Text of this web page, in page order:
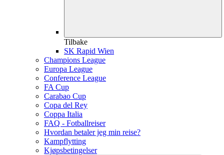
Tilbake
SK Rapid Wien
Champions League
Europa League
Conference League
FA Cup
Carabao Cup
Copa del Rey
Coppa Italia
FAQ - Fotballreiser
Hvordan betaler jeg min reise?
Kampflytting
Kjøpsbetingelser